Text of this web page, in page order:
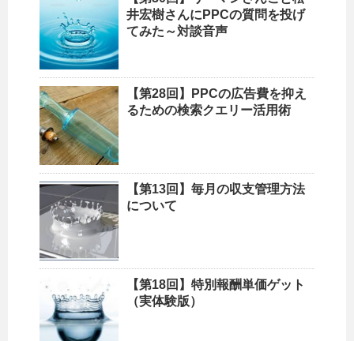
井宏樹さんにPPCの質問を投げ
てみた～対談音声
【第28回】PPCの広告費を抑え
るための検索クエリー活用術
【第13回】毎月の収支管理方法
について
【第18回】特別報酬単価ゲット
（実体験版）